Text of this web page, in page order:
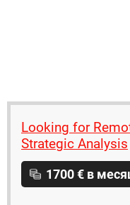
Looking for
Strategic Analysis
1700 € в